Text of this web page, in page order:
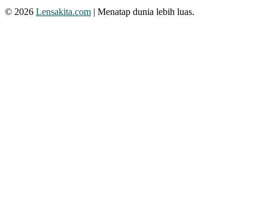
© 2026 Lensakita.com | Menatap dunia lebih luas.